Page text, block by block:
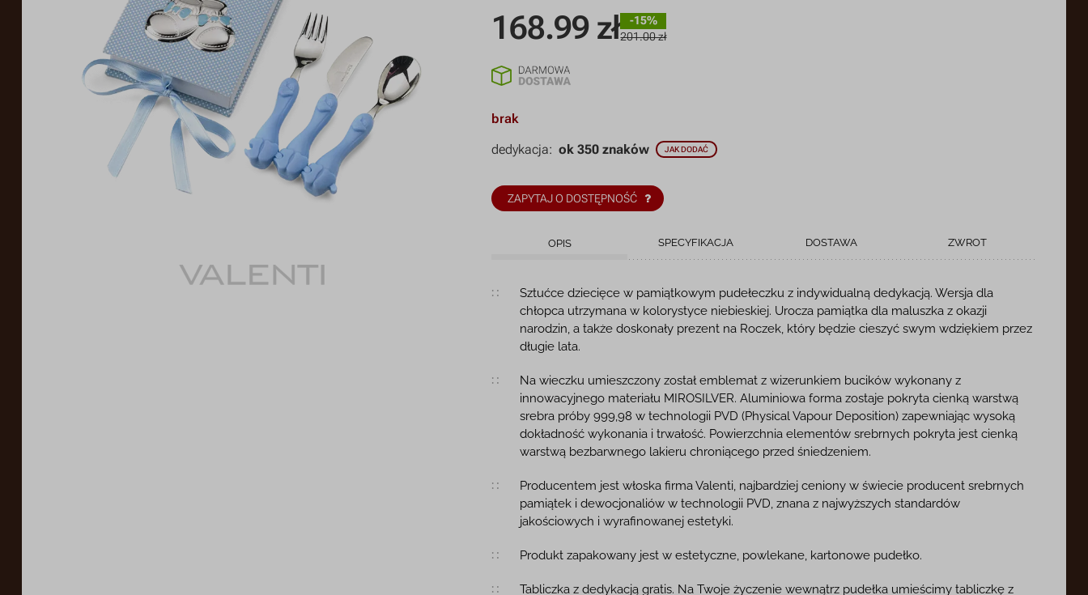
168.99 zł
-15%
201.00 zł
brak
dedykacja:ok 350 znaków JAK DODAĆ
ZAPYTAJ O DOSTĘPNOŚĆ
OPIS SPECYFIKACJA DOSTAWA ZWROT
Opis produktu
Sztućce dziecięce w pamiątkowym pudełeczku z indywidualną dedykacją. Wersja dla
chłopca utrzymana w kolorystyce niebieskiej. Urocza pamiątka dla maluszka z okazji
narodzin, a także doskonały prezent na Roczek, który będzie cieszyć swym wdziękiem przez
długie lata.
Na wieczku umieszczony został emblemat z wizerunkiem bucików wykonany z
innowacyjnego materiału MIROSILVER. Aluminiowa forma zostaje pokryta cienką warstwą
srebra próby 999,98 w technologii PVD (Physical Vapour Deposition) zapewniając wysoką
dokładność wykonania i trwałość. Powierzchnia elementów srebrnych pokryta jest cienką
warstwą bezbarwnego lakieru chroniącego przed śniedzeniem.
Producentem jest włoska firma Valenti, najbardziej ceniony w świecie producent srebrnych
pamiątek i dewocjonaliów w technologii PVD, znana z najwyższych standardów
jakościowych i wyrafinowanej estetyki.
Produkt zapakowany jest w estetyczne, powlekane, kartonowe pudełko.
Tabliczka z dedykacją gratis. Na Twoje życzenie wewnątrz pudełka umieścimy tabliczkę z